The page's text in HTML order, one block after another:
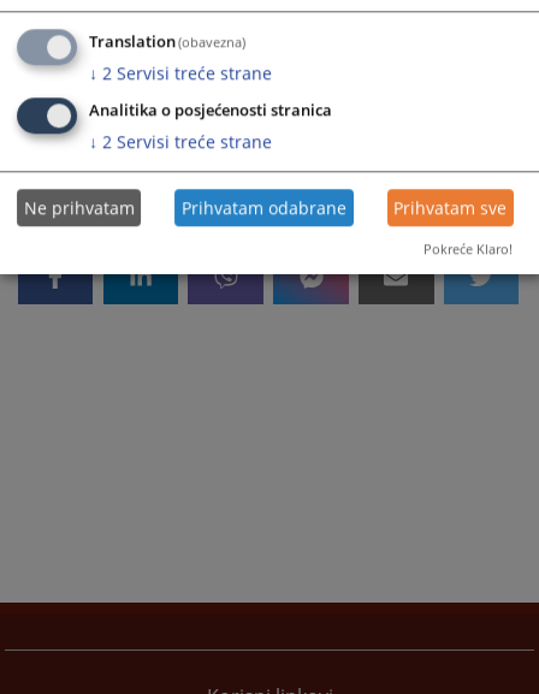
26.10.2010. godine -"Evropski dan civilne pravde" Osnovni sud
u Tesliću
Prikazana vijest je na: Bosanski jezik
1463PREGLEDA
Translation(obavezna)
↓ 2 Servisi treće strane
Analitika o posjećenosti stranica
↓ 2 Servisi treće strane
Ne prihvatam Prihvatam odabrane Prihvatam sve
Pokreće Klaro!